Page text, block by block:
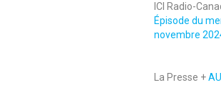
ICI Radio-
Épisode du
novembre
La Presse +